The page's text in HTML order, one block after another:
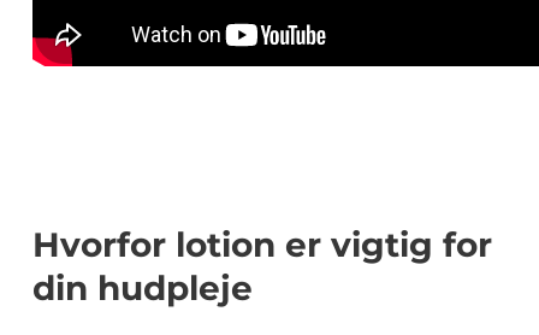
Hvorfor lotion er vigtig for
din hudpleje